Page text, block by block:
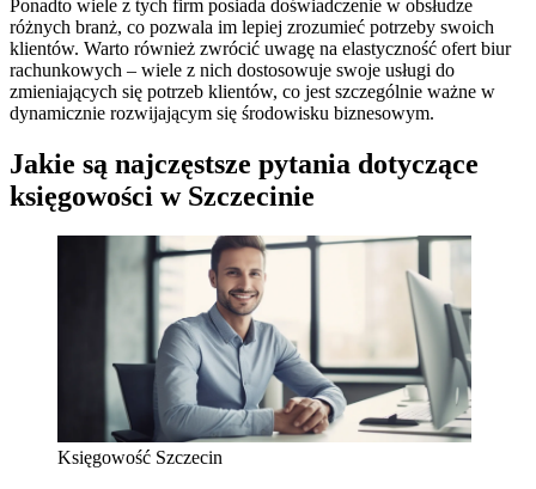
Ponadto wiele z tych firm posiada doświadczenie w obsłudze
różnych branż, co pozwala im lepiej zrozumieć potrzeby swoich
klientów. Warto również zwrócić uwagę na elastyczność ofert biur
rachunkowych – wiele z nich dostosowuje swoje usługi do
zmieniających się potrzeb klientów, co jest szczególnie ważne w
dynamicznie rozwijającym się środowisku biznesowym.
Jakie są najczęstsze pytania dotyczące
księgowości w Szczecinie
Księgowość Szczecin